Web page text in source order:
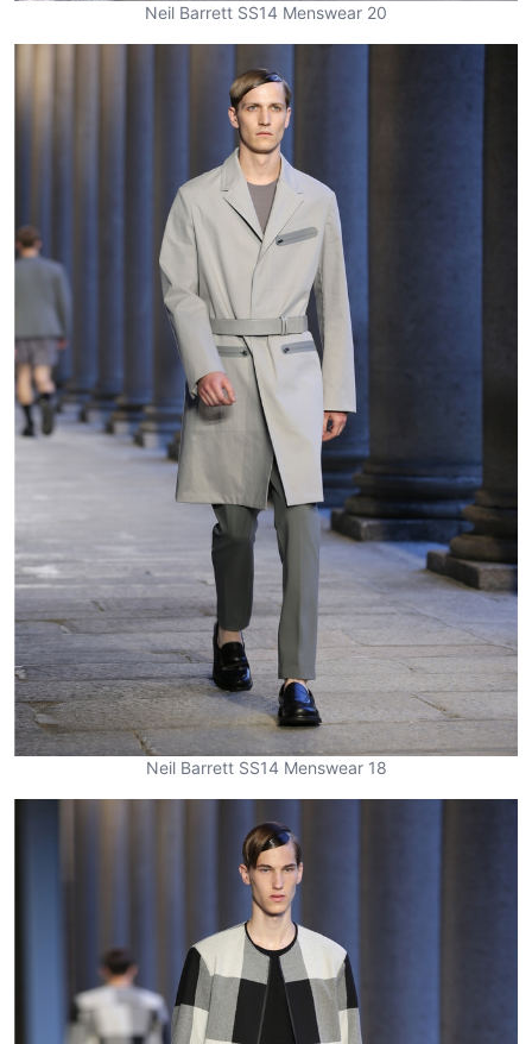
Neil Barrett SS14 Menswear 20
Neil Barrett SS14 Menswear 18